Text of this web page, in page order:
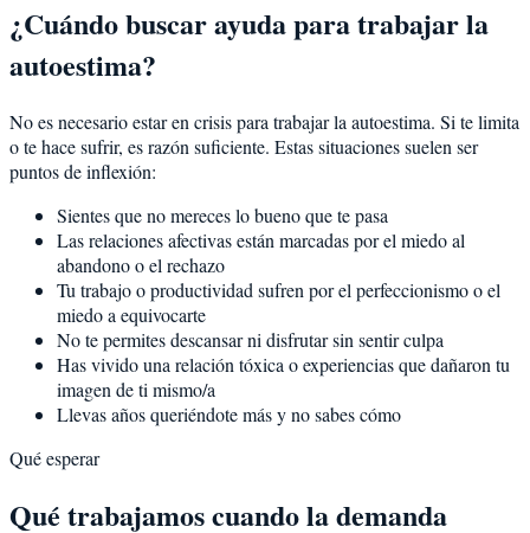
¿Cuándo buscar ayuda para trabajar la
autoestima?
No es necesario estar en crisis para trabajar la autoestima. Si te limita
o te hace sufrir, es razón suficiente. Estas situaciones suelen ser
puntos de inflexión:
Sientes que no mereces lo bueno que te pasa
Las relaciones afectivas están marcadas por el miedo al
abandono o el rechazo
Tu trabajo o productividad sufren por el perfeccionismo o el
miedo a equivocarte
No te permites descansar ni disfrutar sin sentir culpa
Has vivido una relación tóxica o experiencias que dañaron tu
imagen de ti mismo/a
Llevas años queriéndote más y no sabes cómo
Qué esperar
Qué trabajamos cuando la demanda